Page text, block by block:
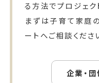
る方法でプロジェク
まずは子育て家庭
ートへご相談くださ
企業・